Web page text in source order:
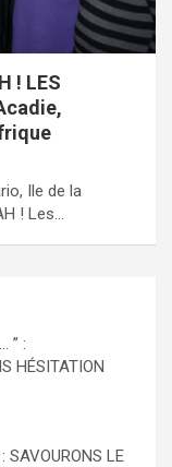
! LES
Ile de la
! Les…
” :
HÉSITATION
SAVOURONS LE